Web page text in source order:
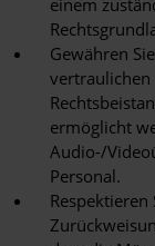
Gewähren
vertraulichen
ermöglicht
Audio-/
Personal.